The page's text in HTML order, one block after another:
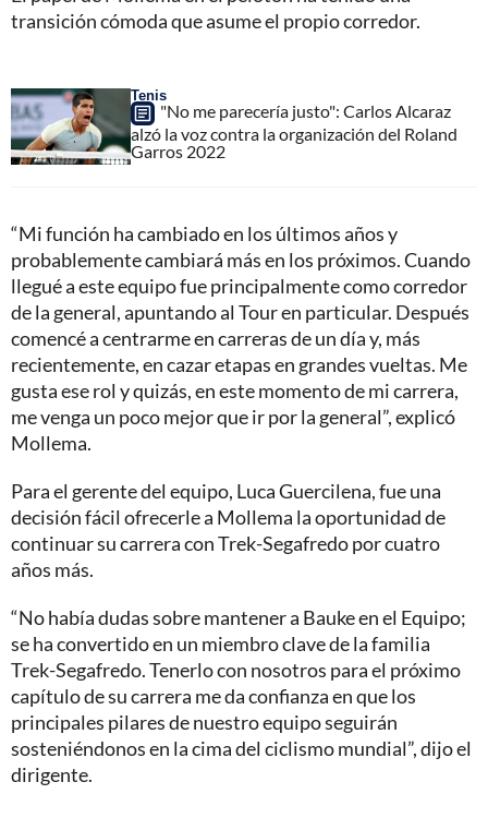
transición cómoda que asume el propio corredor.
Tenis
"No me parecería justo": Carlos Alcaraz
alzó la voz contra la organización del Roland
Garros 2022
“Mi función ha cambiado en los últimos años y
probablemente cambiará más en los próximos. Cuando
llegué a este equipo fue principalmente como corredor
de la general, apuntando al Tour en particular. Después
comencé a centrarme en carreras de un día y, más
recientemente, en cazar etapas en grandes vueltas. Me
gusta ese rol y quizás, en este momento de mi carrera,
me venga un poco mejor que ir por la general”, explicó
Mollema.
Para el gerente del equipo, Luca Guercilena, fue una
decisión fácil ofrecerle a Mollema la oportunidad de
continuar su carrera con Trek-Segafredo por cuatro
años más.
“No había dudas sobre mantener a Bauke en el Equipo;
se ha convertido en un miembro clave de la familia
Trek-Segafredo. Tenerlo con nosotros para el próximo
capítulo de su carrera me da confianza en que los
principales pilares de nuestro equipo seguirán
sosteniéndonos en la cima del ciclismo mundial”, dijo el
dirigente.